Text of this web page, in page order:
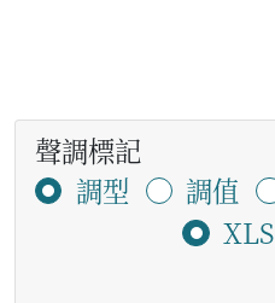
聲調標記
調型
調值
XLS